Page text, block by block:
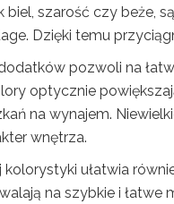
biel, szarość czy beże,
Dzięki temu
pozwoli na
optycznie
na wynajem.
wnętrza.
ułatwia
na szybkie i